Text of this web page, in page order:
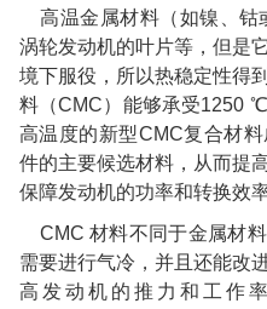
高温金属材料（如镍、钴
涡轮发动机的叶片等，但是
境下服役，所以热稳定性得
料（CMC）能够承受1250 ℃
高温度的新型CMC复合材
件的主要候选材料，从而提
保障发动机的功率和转换效率
CMC材料不同于金属材
需要进行气冷，并且还能改
高发动机的推力和工作率